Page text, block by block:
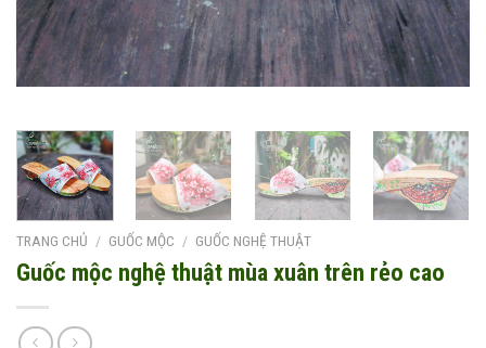
TRANG CHỦ / GUỐC MỘC / GUỐC NGHỆ THUẬT
Guốc mộc nghệ thuật mùa xuân trên rẻo cao